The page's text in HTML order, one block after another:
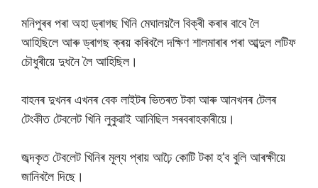
মনিপুৰৰ পৰা অহা ড্ৰাগছ খিনি মেঘালয়লৈ বিক্ৰী কৰাৰ বাবে লৈ
আহিছিলে আৰু ড্ৰাগছ ক্ৰয় কৰিবলৈ দক্ষিণ শালমাৰাৰ পৰা আব্দুল লটিফ
চৌধুৰীয়ে দুধনৈ লৈ আহিছিল।
বাহনৰ দুখনৰ এখনৰ বেক লাইটৰ ভিতৰত টকা আৰু আনখনৰ টেলৰ
টেংকীত টেবলেট খিনি লুকুৱাই আনিছিল সৰবৰাহকাৰীয়ে।
জব্দকৃত টেবলেট খিনিৰ মূল্য প্ৰায় আঢ়ৈ কোটি টকা হ’ব বুলি আৰক্ষীয়ে
জানিবলৈ দিছে।